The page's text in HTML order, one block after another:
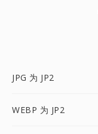
JPG 为 JP2
WEBP 为 JP2